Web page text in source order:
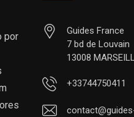
por
Guides France
7 bd de Louvain
13008
+33744750411